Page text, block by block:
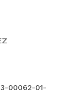
00062-01-